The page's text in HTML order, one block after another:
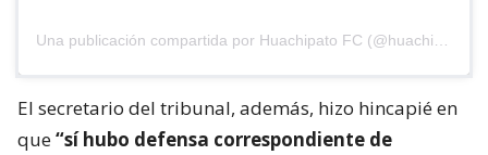
El secretario del tribunal, además, hizo hincapié en
que“sí hubo defensa correspondiente de